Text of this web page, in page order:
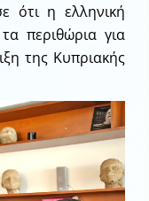
ότι η ελληνική
περιθώρια για
της Κυπριακής